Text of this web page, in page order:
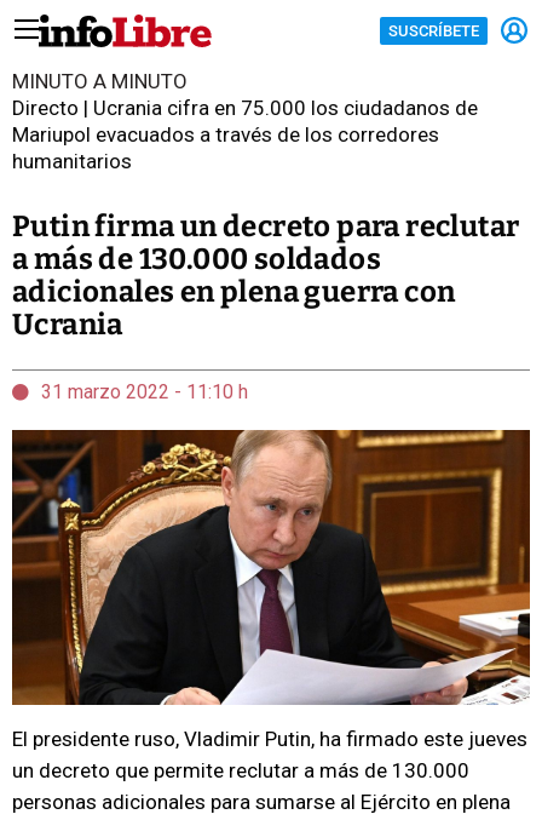
SUSCRÍBETE
MINUTO A MINUTO
Directo | Ucrania cifra en 75.000 los ciudadanos de
Mariupol evacuados a través de los corredores
humanitarios
Putin firma un decreto para reclutar
a más de 130.000 soldados
adicionales en plena guerra con
Ucrania
31 marzo 2022 - 11:10 h
El presidente ruso, Vladimir Putin, ha firmado este jueves
un decreto que permite reclutar a más de 130.000
personas adicionales para sumarse al Ejército en plena